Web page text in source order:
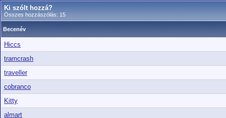
Ki szólt hozzá?
Összes hozzászólás: 15
Becenév
Hiccs
tramcrash
traveller
cobranco
Kitty
almart